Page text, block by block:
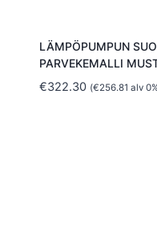
LÄMPÖPUMPUN
PARVEKEMALLI
€322.30 (€256.81 alv